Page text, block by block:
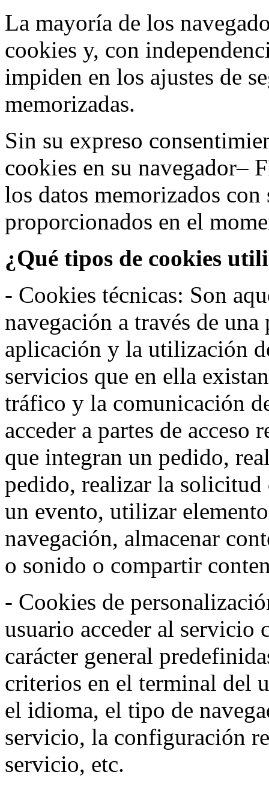
La mayoría de los
cookies y, con
impiden en los ajustes de
memorizadas.
Sin su expreso
cookies en su navegador–
los datos memorizados con
proporcionados en el
¿Qué tipos de cookies
- Cookies técnicas: Son
navegación a través de
aplicación y la utilización
servicios que en ella
tráfico y la comunicación
acceder a partes de
que integran un pedido,
pedido, realizar la
un evento, utilizar
navegación, almacenar
o sonido o compartir
- Cookies de
usuario acceder al servicio
carácter general
criterios en el terminal del
el idioma, el tipo de
servicio, la configuración
servicio, etc.